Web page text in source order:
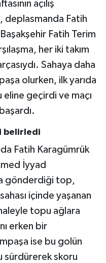
açılış
deplasmanda Fatih
Fatih Terim
her iki takım
Sahaya daha
olurken, ilk yarıda
geçirdi ve maçı
belirledi
Fatih Karagümrük
İyyad
gönderdiği top,
içinde yaşanan
topu ağlara
erken bir
ise bu golün
sürdürerek skoru